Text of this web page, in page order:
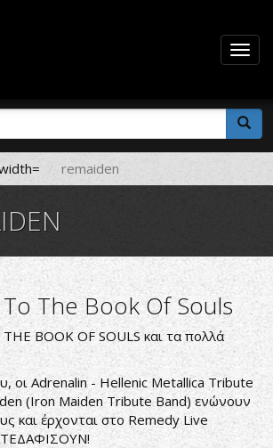
remaiden
The Book Of Souls
BOOK OF SOULS και τα πολλά
οι Adrenalin - Hellenic Metallica Tribute
(Iron Maiden Tribute Band)ενώνουν
και έρχονται στο Remedy Live